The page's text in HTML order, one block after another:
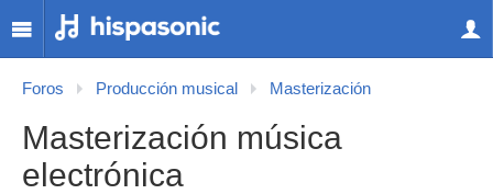
Foros Producción musical Masterización
Masterización música
electrónica